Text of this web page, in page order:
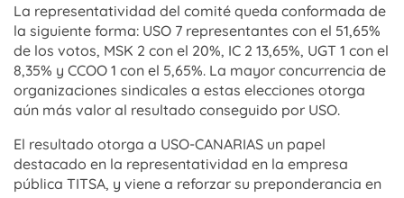
La representatividad del comité queda conformada de
la siguiente forma: USO 7 representantes con el 51,65%
de los votos, MSK 2 con el 20%, IC 2 13,65%, UGT 1 con el
8,35% y CCOO 1 con el 5,65%. La mayor concurrencia de
organizaciones sindicales a estas elecciones otorga
aún más valor al resultado conseguido por USO.
El resultado otorga a USO-CANARIAS un papel
destacado en la representatividad en la empresa
pública TITSA, y viene a reforzar su preponderancia en